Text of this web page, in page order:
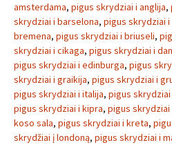
amsterdama, pigus skrydziai i anglija,
skrydziai i barselona, pigus skrydziai i
bremena, pigus skrydziai i briuseli,
skrydziai i cikaga, pigus skrydziai i
pigus skrydziai i edinburga, pigus
skrydziai i graikija, pigus skrydziai i
pigus skrydziai i italija, pigus
pigus skrydziai i kipra, pigus skrydziai
koso sala, pigus skrydziai i kreta,
skrydžiai į londoną, pigus skrydziai i